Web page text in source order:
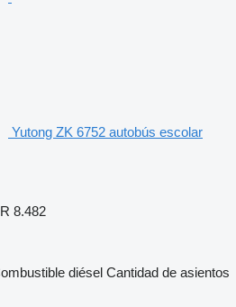
Yutong ZK 6752 autobús escolar
8.482
diésel Cantidad de asientos